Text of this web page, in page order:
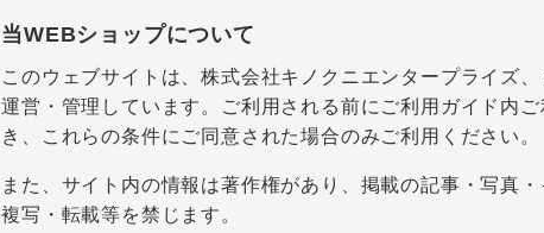
当WEBショップについて
このウェブサイトは、株式会社キノクニエンタープライズ
運営・管理しています。ご利用される前にご利用ガイド内
き、これらの条件にご同意された場合のみご利用ください。
また、サイト内の情報は著作権があり、掲載の記事・写真
複写・転載等を禁じます。